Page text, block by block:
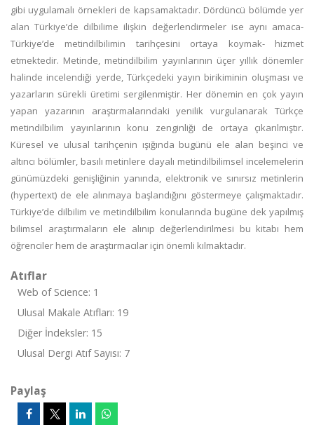
gibi uygulamalı örnekleri de kapsamaktadır. Dördüncü bölümde yer
alan Türkiye’de dilbilime ilişkin değerlendirmeler ise aynı amaca-
Türkiye’de metindilbilimin tarihçesini ortaya koymak- hizmet
etmektedir. Metinde, metindilbilim yayınlarının üçer yıllık dönemler
halinde incelendiği yerde, Türkçedeki yayın birikiminin oluşması ve
yazarların sürekli üretimi sergilenmiştir. Her dönemin en çok yayın
yapan yazarının araştırmalarındaki yenilik vurgulanarak Türkçe
metindilbilim yayınlarının konu zenginliği de ortaya çıkarılmıştır.
Küresel ve ulusal tarihçenin ışığında bugünü ele alan beşinci ve
altıncı bölümler, basılı metinlere dayalı metindilbilimsel incelemelerin
günümüzdeki genişliğinin yanında, elektronik ve sınırsız metinlerin
(hypertext) de ele alınmaya başlandığını göstermeye çalışmaktadır.
Türkiye’de dilbilim ve metindilbilim konularında bugüne dek yapılmış
bilimsel araştırmaların ele alınıp değerlendirilmesi bu kitabı hem
öğrenciler hem de araştırmacılar için önemli kılmaktadır.
Atıflar
Web of Science: 1
Ulusal Makale Atıfları: 19
Diğer İndeksler: 15
Ulusal Dergi Atıf Sayısı: 7
Paylaş